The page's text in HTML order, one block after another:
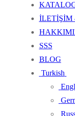
İLETİŞİM
SSS
BLOG
Turkish